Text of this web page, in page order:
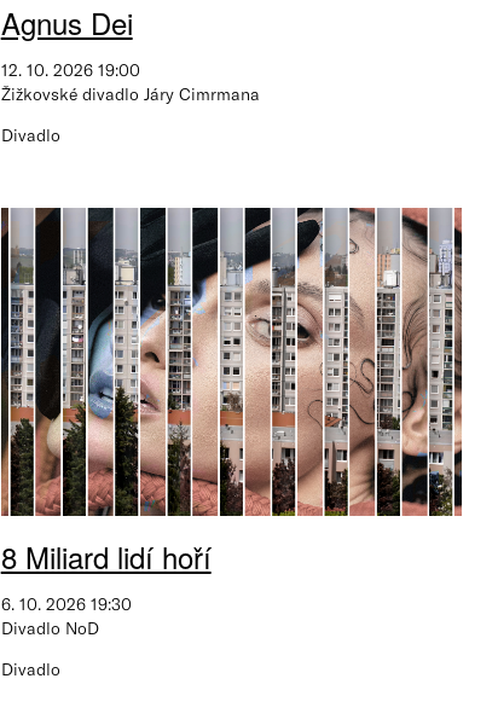
Agnus Dei
12. 10. 2026 19:00
Žižkovské divadlo Járy Cimrmana
Divadlo
8 Miliard lidí hoří
6. 10. 2026 19:30
Divadlo NoD
Divadlo